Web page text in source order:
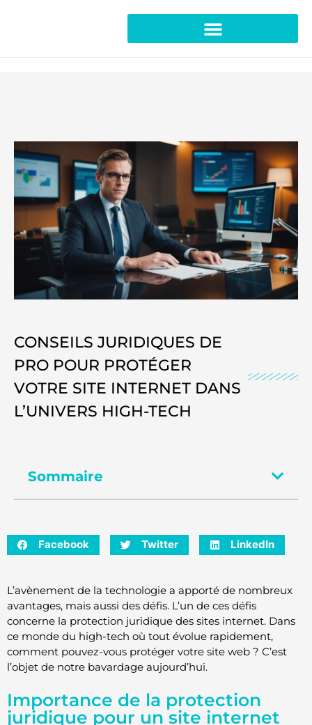
CONSEILS JURIDIQUES DE
PRO POUR PROTÉGER
VOTRE SITE INTERNET DANS
L’UNIVERS HIGH-TECH
Sommaire
Facebook Twitter LinkedIn
L’avènement de la technologie a apporté de nombreux
avantages, mais aussi des défis. L’un de ces défis
concerne la protection juridique des sites internet. Dans
ce monde du high-tech où tout évolue rapidement,
comment pouvez-vous protéger votre site web ? C’est
l’objet de notre bavardage aujourd’hui.
Importance de la protection
juridique pour un site internet